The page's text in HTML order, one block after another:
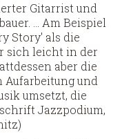
Gitarrist und
... Am Beispiel
Story' als die
sich leicht in der
aber die
und
umsetzt, die
Jazzpodium,